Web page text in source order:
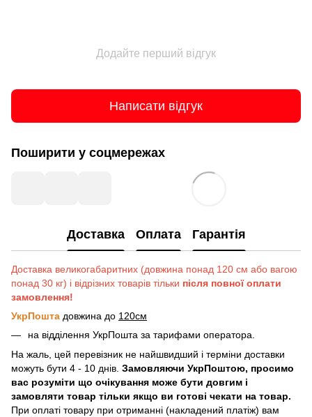
Додайте перший відгук
Написати відгук
Поширити у соцмережах
Доставка Оплата Гарантія
Доставка великогабаритних (довжина понад 120 см або вагою
понад 30 кг) і відрізних товарів тільки після повної оплати
замовлення!
УкрПошта довжина до 120см
на відділення УкрПошта за тарифами оператора.
На жаль, цей перевізник не найшвидший і терміни доставки
можуть бути 4 - 10 днів. Замовляючи УкрПоштою, просимо
вас розуміти що очікування може бути довгим і
замовляти товар тільки якщо ви готові чекати на товар.
При оплаті товару при отриманні (накладений платіж) вам